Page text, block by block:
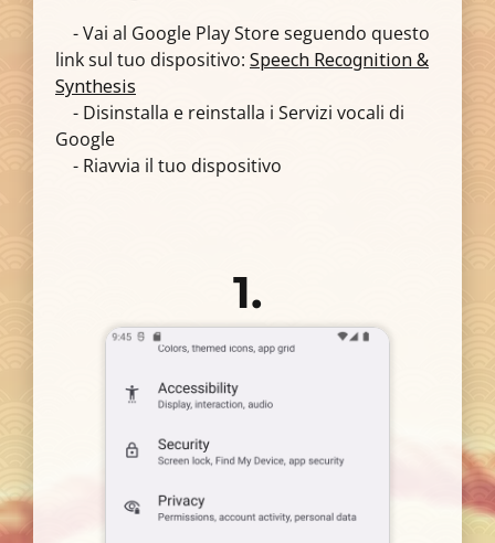
- Vai al Google Play Store seguendo questo
link sul tuo dispositivo: Speech Recognition &
Synthesis
- Disinstalla e reinstalla i Servizi vocali di
Google
- Riavvia il tuo dispositivo
1.